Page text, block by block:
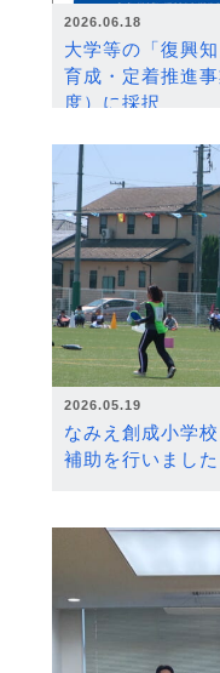
2026.06.18
大学等の「復興
育成・定着推進
度）に採択
2026.05.19
なみえ創成小学
補助を行いました